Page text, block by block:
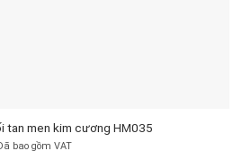
tan men kim cương HM035
bao gồm VAT